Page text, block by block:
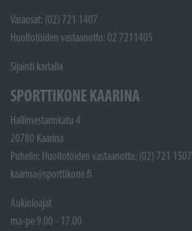
Varaosat: (02) 721 1407
Huoltotöiden vastaanotto: 02 7211405
Sijainti kartalla
SPORTTIKONE KAARINA
Hallimestarinkatu 4
20780 Kaarina
Puhelin: Huoltotöiden vastaanotto: (02) 721 1507
kaarina@sporttikone.fi
Aukioloajat
ma-pe 9.00 - 17.00